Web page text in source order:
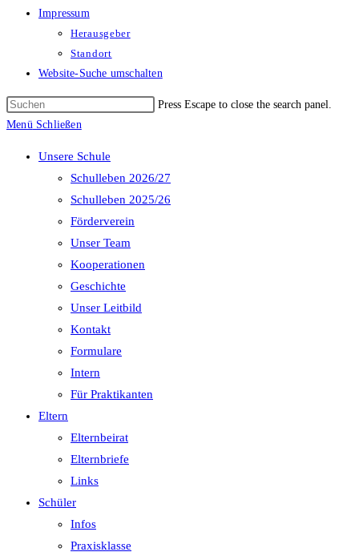
Impressum
Herausgeber
Standort
Website-Suche umschalten
Press Escape to close the search panel.
Menü Schließen
Unsere Schule
Schulleben 2026/27
Schulleben 2025/26
Förderverein
Unser Team
Kooperationen
Geschichte
Unser Leitbild
Kontakt
Formulare
Intern
Für Praktikanten
Eltern
Elternbeirat
Elternbriefe
Links
Schüler
Infos
Praxisklasse